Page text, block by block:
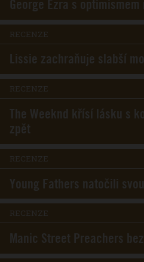
George Ezra s
RECENZE
Lissie zachraňuje slabší
RECENZE
The Weeknd křísí lásku s
zpět
RECENZE
Young Fathers natočili
RECENZE
Manic Street Preachers